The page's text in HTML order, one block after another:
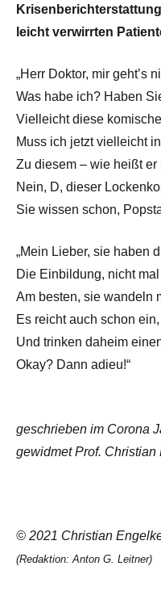
Krisenberichterstattung
leicht verwirrten
„Herr Doktor, mir geht’s
Was habe ich? Haben
Vielleicht diese
Muss ich jetzt vielleicht
Zu diesem – wie heißt er
Nein, D, dieser
Sie wissen schon,
„Mein Lieber, sie haben
Die Einbildung, nicht
Am besten, sie wandeln
Es reicht auch schon
Und trinken daheim
Okay? Dann adieu!“
geschrieben im Corona
gewidmet Prof. Christian
© 2021 Christian
(Redaktion: Anton G. Leitner)